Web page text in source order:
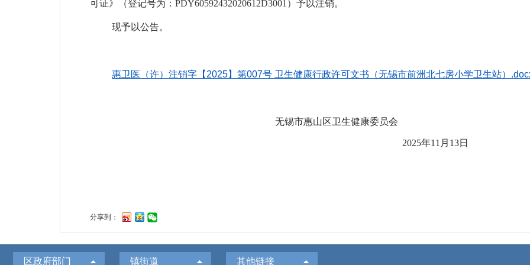
可证》 （登记号为： PDY60592432020612D3001）予以注销。
现予以公告。
惠卫医（许）注销字【2025】第007号 卫生健康行政许可文书（无锡市前洲北七房小学卫生站）
无锡市惠山区卫生健康委员会
2025年11 月 13日
分享到：
区政府部门 镇街道 其他链接